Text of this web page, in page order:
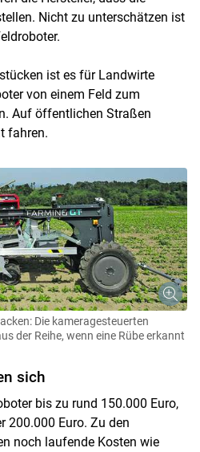
Nicht zu unterschätzen ist
ist es für Landwirte
von einem Feld zum
Auf öffentlichen Straßen
fahren.
Die kameragesteuerten
der Reihe, wenn eine Rübe erkannt
sich
bis zu rund 150.000 Euro,
200.000 Euro. Zu den
noch laufende Kosten wie